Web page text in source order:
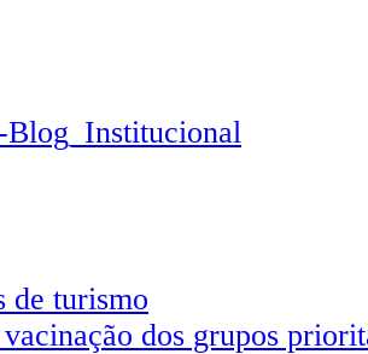
de turismo
dos grupos